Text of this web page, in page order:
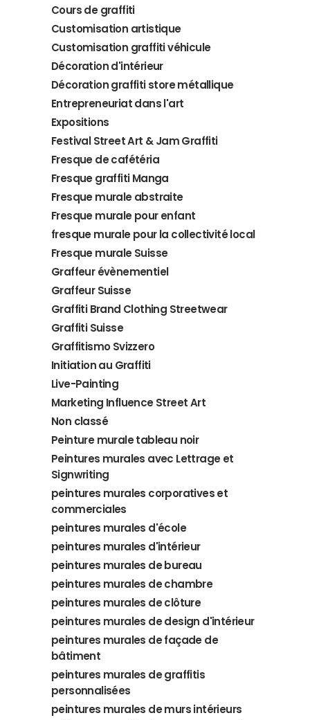
Cours de graffiti
Customisation artistique
Customisation graffiti véhicule
Décoration d'intérieur
Décoration graffiti store métallique
Entrepreneuriat dans l'art
Expositions
Festival Street Art & Jam Graffiti
Fresque de cafétéria
Fresque graffiti Manga
Fresque murale abstraite
Fresque murale pour enfant
fresque murale pour la collectivité local
Fresque murale Suisse
Graffeur évènementiel
Graffeur Suisse
Graffiti Brand Clothing Streetwear
Graffiti Suisse
Graffitismo Svizzero
Initiation au Graffiti
Live-Painting
Marketing Influence Street Art
Non classé
Peinture murale tableau noir
Peintures murales avec Lettrage et
Signwriting
peintures murales corporatives et
commerciales
peintures murales d'école
peintures murales d'intérieur
peintures murales de bureau
peintures murales de chambre
peintures murales de clôture
peintures murales de design d'intérieur
peintures murales de façade de
bâtiment
peintures murales de graffitis
personnalisées
peintures murales de murs intérieurs